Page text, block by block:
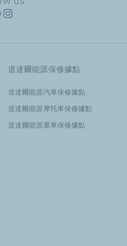
道達爾能源保修據點
道達爾能源汽車保修據點
道達爾能源摩托車保修據點
道達爾能源重車保修據點